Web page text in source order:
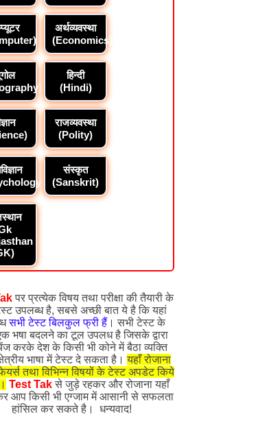
अर्थव्यवस्था
(Economics)
हिन्दी
(Hindi)
राजव्यवस्था
(Polity)
संस्कृत
(Sanskrit)
पर प्रत्येक विषय तथा परीक्षा की तैयारी के
उपलब्ध है, सबसे अच्छी बात ये है कि यहां
सभी टेस्ट बिलकुल फ्री हैं। सभी टेस्ट के
भषा बदलने का टूल उपलध है जिसके द्वारा
करके देश के किसी भी कोने में बैठा व्यक्ति
भाषा में टेस्ट दे सकता है।यहाँ रोजाना
तथा विभिन्न विषयों के टेस्ट अपडेट किये
Test Takसे जुड़े रहकर और रोजाना यहाँ
आप किसी भी एग्जाम में आसानी से सफलता
हांसिल कर सकते है। धन्यवाद!